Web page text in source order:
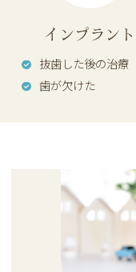
インプラント
抜歯した後の治療
歯が欠けた